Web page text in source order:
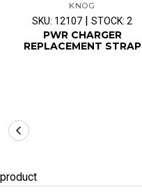
KNOG
SKU: 12107 STOCK: 2
PWR CHARGER
REPLACEMENT STRAP
product